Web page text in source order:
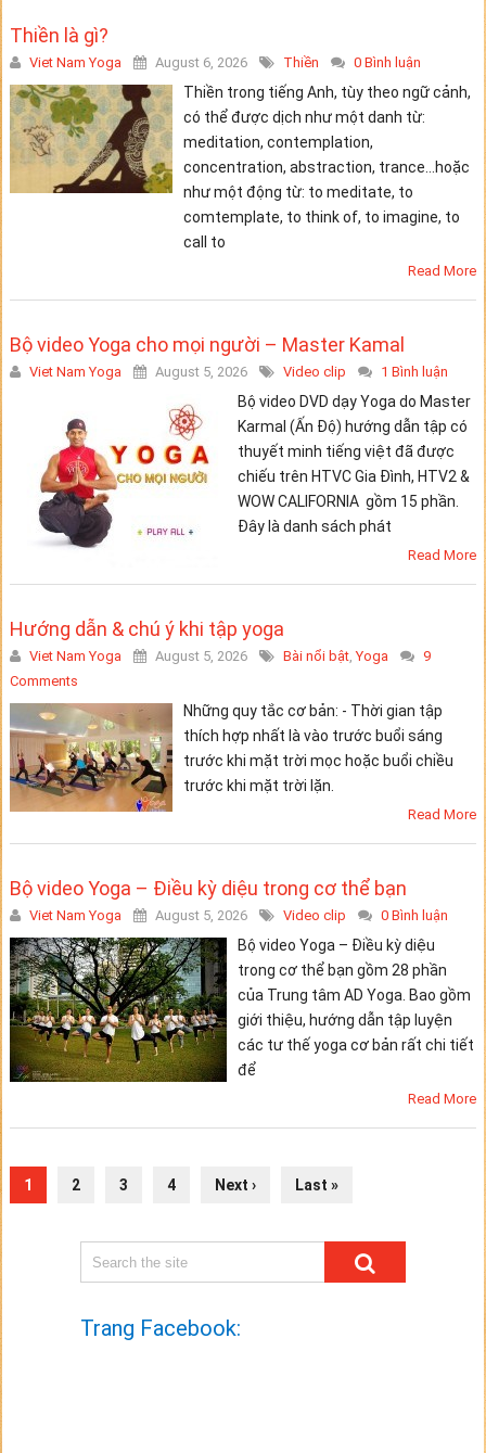
Thiền là gì?
Viet Nam Yoga August 6, 2026 Thiền 0 Bình luận
Thiền trong tiếng Anh, tùy theo ngữ cảnh,
có thể được dịch như một danh từ:
meditation, contemplation,
concentration, abstraction, trance…hoặc
như một động từ: to meditate, to
comtemplate, to think of, to imagine, to
call to
Read More
Bộ video Yoga cho mọi người – Master Kamal
Viet Nam Yoga August 5, 2026 Video clip 1 Bình luận
Bộ video DVD dạy Yoga do Master
Karmal (Ấn Độ) hướng dẫn tập có
thuyết minh tiếng việt đã được
chiếu trên HTVC Gia Đình, HTV2 &
WOW CALIFORNIA gồm 15 phần.
Đây là danh sách phát
Read More
Hướng dẫn & chú ý khi tập yoga
Viet Nam Yoga August 5, 2026 Bài nổi bật,Yoga
9
Comments
Những quy tắc cơ bản: - Thời gian tập
thích hợp nhất là vào trước buổi sáng
trước khi mặt trời mọc hoặc buổi chiều
trước khi mặt trời lặn.
Read More
Bộ video Yoga – Điều kỳ diệu trong cơ thể bạn
Viet Nam Yoga August 5, 2026 Video clip 0 Bình luận
Bộ video Yoga – Điều kỳ diệu
trong cơ thể bạn gồm 28 phần
của Trung tâm AD Yoga. Bao gồm
giới thiệu, hướng dẫn tập luyện
các tư thế yoga cơ bản rất chi tiết
để
Read More
1 2 3 4 Next › Last »
Trang Facebook: